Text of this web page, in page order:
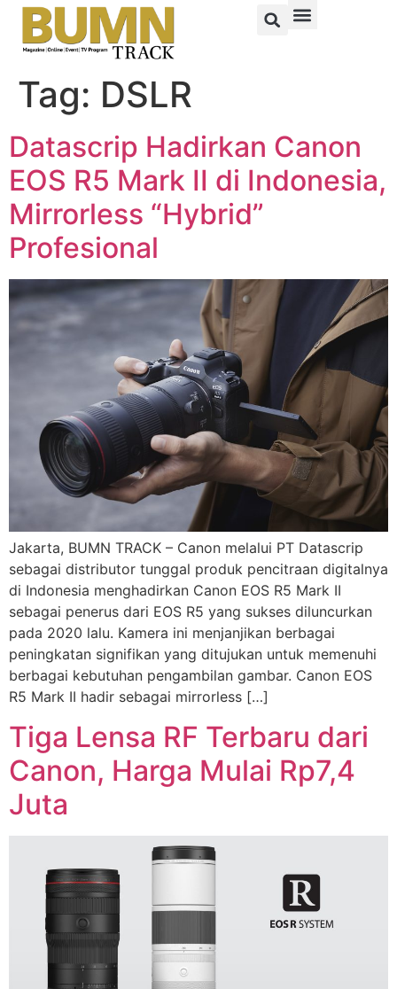
Tag: DSLR
Datascrip Hadirkan Canon
EOS R5 Mark II di Indonesia,
Mirrorless “Hybrid”
Profesional
Jakarta, BUMN TRACK – Canon melalui PT Datascrip
sebagai distributor tunggal produk pencitraan digitalnya
di Indonesia menghadirkan Canon EOS R5 Mark II
sebagai penerus dari EOS R5 yang sukses diluncurkan
pada 2020 lalu. Kamera ini menjanjikan berbagai
peningkatan signifikan yang ditujukan untuk memenuhi
berbagai kebutuhan pengambilan gambar. Canon EOS
R5 Mark II hadir sebagai mirrorless […]
Tiga Lensa RF Terbaru dari
Canon, Harga Mulai Rp7,4
Juta